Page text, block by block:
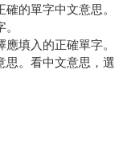
的單字中文意思。
填入的正確單字。
。看中文意思，選